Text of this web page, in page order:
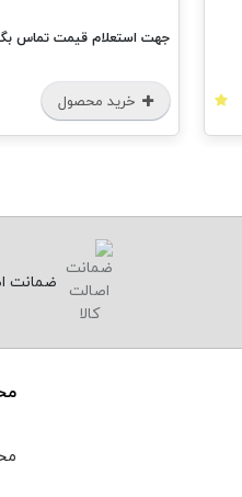
جهت استعلام قیمت تماس
خرید محصول
ضمانت